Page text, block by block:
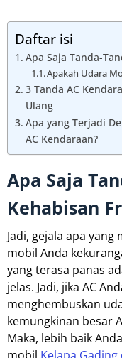
Daftar isi
Apa Saja Tanda-
Apakah Udara
3 Tanda AC
Ulang
Apa yang Terjadi
AC Kendaraan?
Apa Saja
Kehabisan
Jadi, gejala apa
mobil Anda
yang terasa panas
jelas. Jadi, jika AC
menghembuskan
kemungkinan besar
Maka, lebih baik